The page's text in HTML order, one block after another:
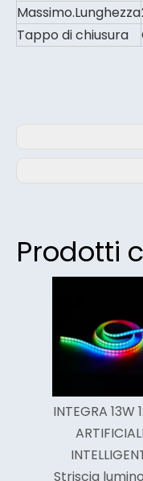
Massimo.Lunghezza
Tappo di chiusura
Prodotti
INTEGRA 13W
Striscia